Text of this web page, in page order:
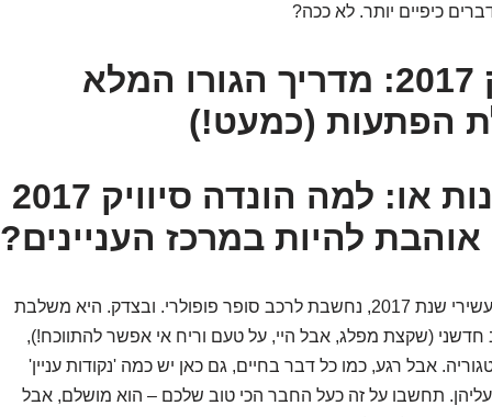
כיפיים יותר. לא ככה?
הונדה סיוויק 2017: מדריך הגורו המלא
הפתעות (כמעט!)
הפתעות קטנות או: למה הונדה סיוויק 2017
להיות במרכז העניינים?
הונדה סיוויק, ובמיוחד דור עשירי שנת 2017, נחשבת לרכב סופר פופולרי. ובצדק. היא משלבת
חדשני (שקצת מפלג, אבל היי, על טעם וריח אי אפשר להתווכח!),
אבל רגע, כמו כל דבר בחיים, גם כאן יש כמה 'נקודות עניין'
תחשבו על זה כעל החבר הכי טוב שלכם – הוא מושלם, אבל